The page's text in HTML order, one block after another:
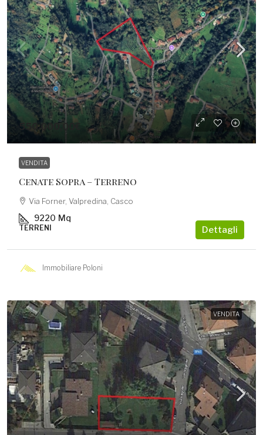
550.000,00€
VENDITA
Cenate Sopra – Terreno
Via Forner, Valpredina, Casco
9220 Mq
TERRENI Dettagli
Immobiliare Poloni
VENDITA